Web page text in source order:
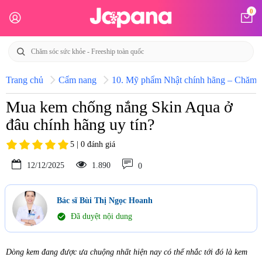
0
Trang chủ Cẩm nang 10. Mỹ phẩm Nhật chính hãng – Chăm
Mua kem chống nắng Skin Aqua ở
đâu chính hãng uy tín?
5 | 0 đánh giá
12/12/2025 1.890 0
Bác sĩ Bùi Thị Ngọc Hoanh
check_circle Đã duyệt nội dung
Dòng kem đang được ưa chuộng nhất hiện nay có thể nhắc tới đó là kem